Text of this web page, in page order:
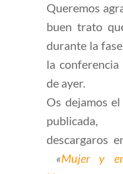
Queremos
buen trato
durante la
la
de ayer.
Os dejamos
publicada,
descargaros
«Mujer y